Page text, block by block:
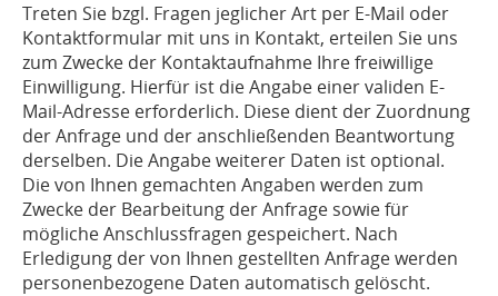
Treten Sie bzgl. Fragen jeglicher Art per E-Mail oder
Kontaktformular mit uns in Kontakt, erteilen Sie uns
zum Zwecke der Kontaktaufnahme Ihre freiwillige
Einwilligung. Hierfür ist die Angabe einer validen E-
Mail-Adresse erforderlich. Diese dient der Zuordnung
der Anfrage und der anschließenden Beantwortung
derselben. Die Angabe weiterer Daten ist optional.
Die von Ihnen gemachten Angaben werden zum
Zwecke der Bearbeitung der Anfrage sowie für
mögliche Anschlussfragen gespeichert. Nach
Erledigung der von Ihnen gestellten Anfrage werden
personenbezogene Daten automatisch gelöscht.